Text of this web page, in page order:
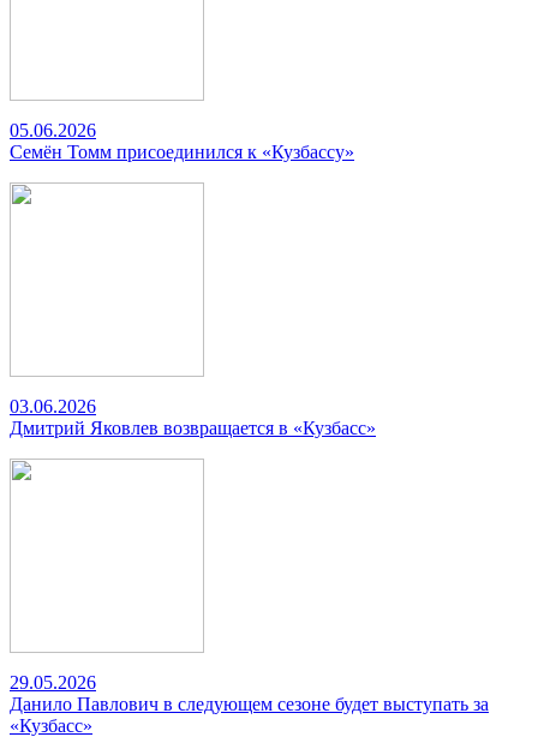
05.06.2026
Семён Томм присоединился к «Кузбассу»
03.06.2026
Дмитрий Яковлев возвращается в «Кузбасс»
29.05.2026
Данило Павлович в следующем сезоне будет выступать за
«Кузбасс»